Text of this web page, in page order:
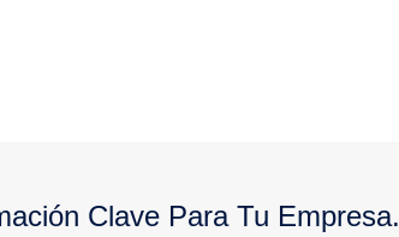
Clave Para Tu Empresa.